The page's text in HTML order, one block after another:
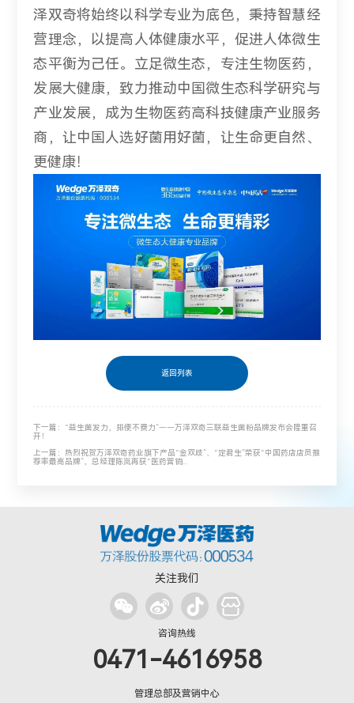
泽双奇将始终以科学专业为底色，秉持智慧经
营理念，以提高人体健康水平，促进人体微生
态平衡为己任。立足微生态，专注生物医药，
发展大健康，致力推动中国微生态科学研究与
产业发展，成为生物医药高科技健康产业服务
商，让中国人选好菌用好菌，让生命更自然、
更健康！
返回列表
下一篇：“益生菌发力，排便不费力”——万泽双奇三联益生菌粉品牌发布会隆重召
开！
上一篇：热烈祝贺万泽双奇药业旗下产品“金双歧”、“定君生”荣获“中国药店店员推
荐率最高品牌”，总经理陈岚再获“医药营销...
关注我们
咨询热线
0471-4616958
管理总部及营销中心